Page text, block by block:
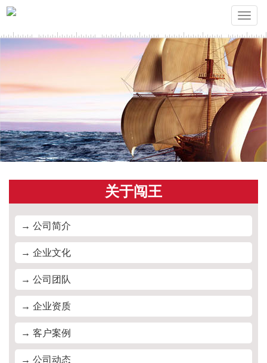
Toggle
关于闯王
→ 公司简介
→ 企业文化
→ 公司团队
→ 企业资质
→ 客户案例
→ 公司动态